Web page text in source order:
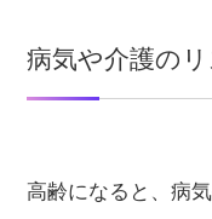
病気や介護の
高齢になると、病